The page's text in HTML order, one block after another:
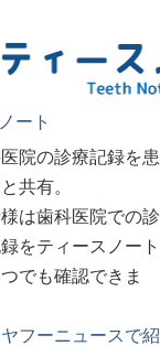
ート
院の診療記録を患
共有。
は歯科医院での診
をティースノート
でも確認できま
フーニュースで紹